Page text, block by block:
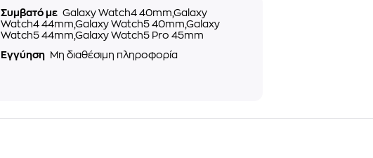
Συμβατό με Galaxy Watch4 40mm,Galaxy
Watch4 44mm,Galaxy Watch5 40mm,Galaxy
Watch5 44mm,Galaxy Watch5 Pro 45mm
Εγγύηση Μη διαθέσιμη πληροφορία